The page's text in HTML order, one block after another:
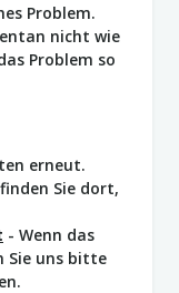
Problem.
nicht wie
Problem so
erneut.
Sie dort,
- Wenn das
Sie uns bitte